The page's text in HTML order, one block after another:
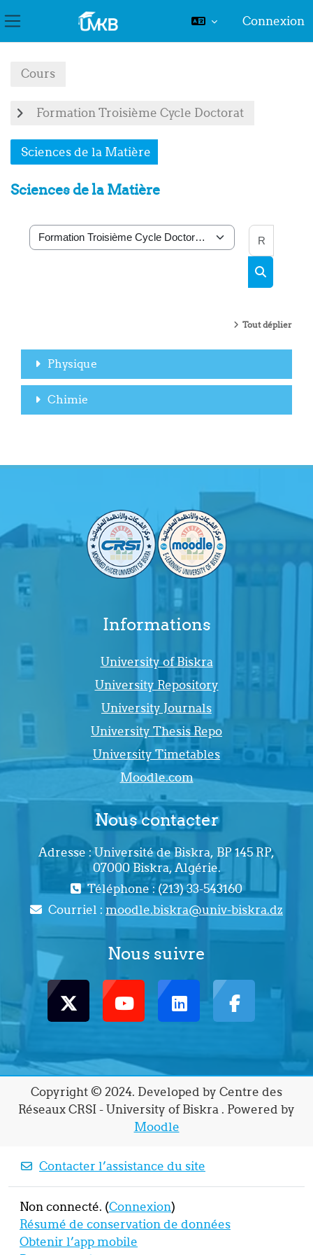
Panneau latéral
Connexion
Cours
Formation Troisième Cycle Doctorat
Sciences de la Matière
Sciences de la Matière
Catégories de cours
Tout déplier
Physique
Chimie
Informations
University of Biskra
University Repository
University Journals
University Thesis Repo
University Timetables
Moodle.com
Nous contacter
Adresse : Université de Biskra, BP 145 RP,
07000 Biskra, Algérie.
Téléphone : (213) 33-543160
Courriel : moodle.biskra@univ-biskra.dz
Nous suivre
Copyright © 2024. Developed by Centre des
Réseaux CRSI - University of Biskra . Powered by
Moodle
Contacter l’assistance du site
Non connecté. (Connexion)
Résumé de conservation de données
Obtenir l’app mobile